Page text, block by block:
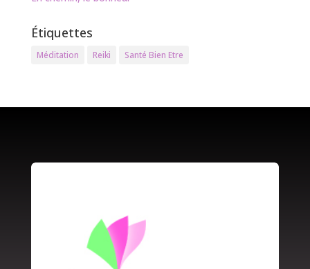
Étiquettes
Méditation Reiki Santé Bien Etre